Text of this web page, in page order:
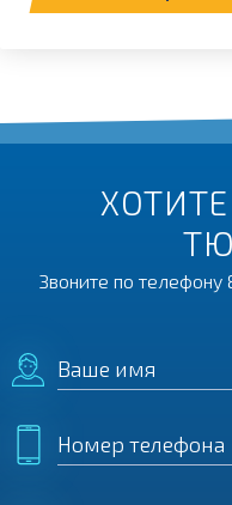
Звоните по телефону
Ваше имя
Номер телефона